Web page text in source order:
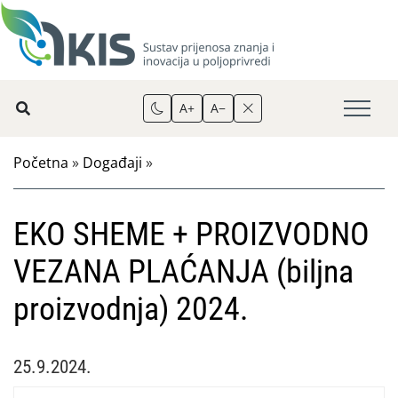
A+ A−
Početna » Događaji »
EKO SHEME + PROIZVODNO
VEZANA PLAĆANJA (biljna
proizvodnja) 2024.
25.9.2024.